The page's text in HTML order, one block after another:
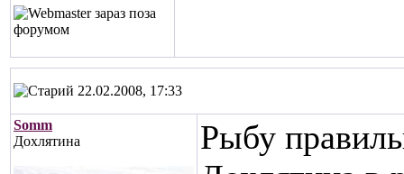
22.02.2008, 17:33
Somm
Дохлятина
Рыбу